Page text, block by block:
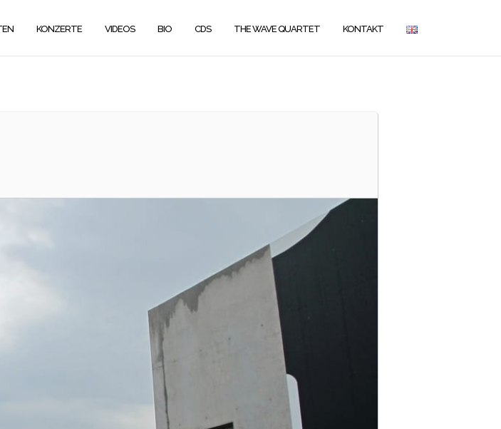
KONZERTE VIDEOS BIO CDS THE WAVE QUARTET KONTAKT